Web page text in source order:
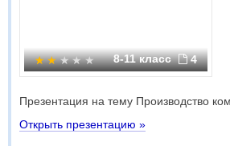
8-11 класс 4
Презентация на тему Производство
Открыть презентацию »